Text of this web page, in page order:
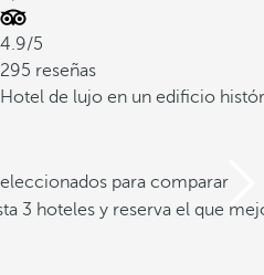
4.9/5
295 reseñas
Hotel de lujo en un edificio
para comparar
3 hoteles y reserva el que